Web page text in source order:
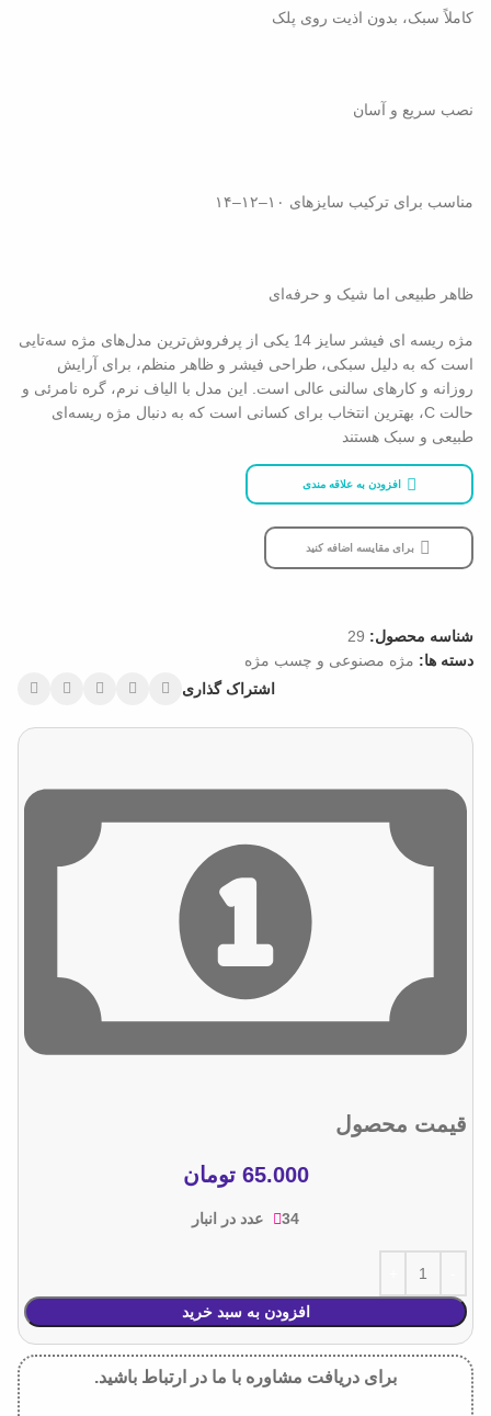
کاملاً سبک، بدون اذیت روی پلک
نصب سریع و آسان
مناسب برای ترکیب سایزهای ۱۰–۱۲–۱۴
ظاهر طبیعی اما شیک و حرفه‌ای
مژه ریسه‌ ای فیشر سایز 14 یکی از پرفروش‌ترین مدل‌های مژه سه‌تایی
است که به دلیل سبکی، طراحی فیشر و ظاهر منظم، برای آرایش
روزانه و کارهای سالنی عالی است. این مدل با الیاف نرم، گره نامرئی و
حالت C، بهترین انتخاب برای کسانی است که به دنبال مژه ریسه‌ای
طبیعی و سبک هستند
افزودن به علاقه مندی
برای مقایسه اضافه کنید
شناسه محصول: 29
دسته ها: مژه مصنوعی و چسب مژه
اشتراک گذاری
قیمت محصول
65.000 تومان
34 عدد در انبار
افزودن به سبد خرید
برای دریافت مشاوره با ما در ارتباط باشید.